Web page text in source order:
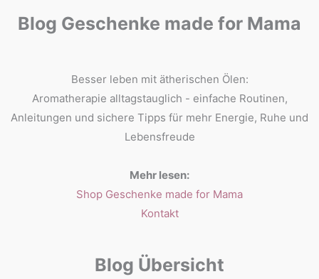
Blog Geschenke made for Mama
Besser leben mit ätherischen Ölen:
Aromatherapie alltagstauglich - einfache Routinen,
Anleitungen und sichere Tipps für mehr Energie, Ruhe und
Lebensfreude
Mehr lesen:
Shop Geschenke made for Mama
Kontakt
Blog Übersicht